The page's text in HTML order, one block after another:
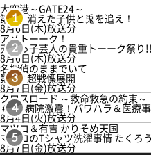
1
大空港～GATE24～
第3話 消えた子供と兎を追え！
8月6日(木)放送分
2
アメトーーク！
売れっ子芸人の貴重トーーク祭り!!
8月6日(木)放送分
3
名探偵のままでいて
第4話 超戦慄展開
8月7日(金)放送分
4
クロスロード ～救命救急の約束～
＃5 病院激震！パワハラ＆医療
8月4日(火)放送分
5
マツコ＆有吉 かりそめ天国
マツコのTシャツ洗濯事情 たくろ
8月7日(金)放送分